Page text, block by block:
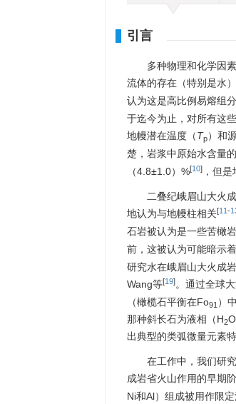
引言
多种物理和化学因
流体的存在（特别是水）
认为这是高比例易熔组
于迄今为止，对所有这
地幔潜在温度（Tp）和
楚，岩浆中原始水含量
（4.8±1.0）%[10] ，但
二叠纪峨眉山大火
地认为与地幔柱相关[11-
石岩被认为是一些苦橄
前，这被认为可能暗示
研究水在峨眉山大火成
Wang等[19]。通过全球
（橄榄石平衡在Fo91 ）
那种斜长石为液相（H2
出典型的类弧微量元素
在工作中，我们研
成岩省火山作用的早期
Ni和Al）组成被用作限